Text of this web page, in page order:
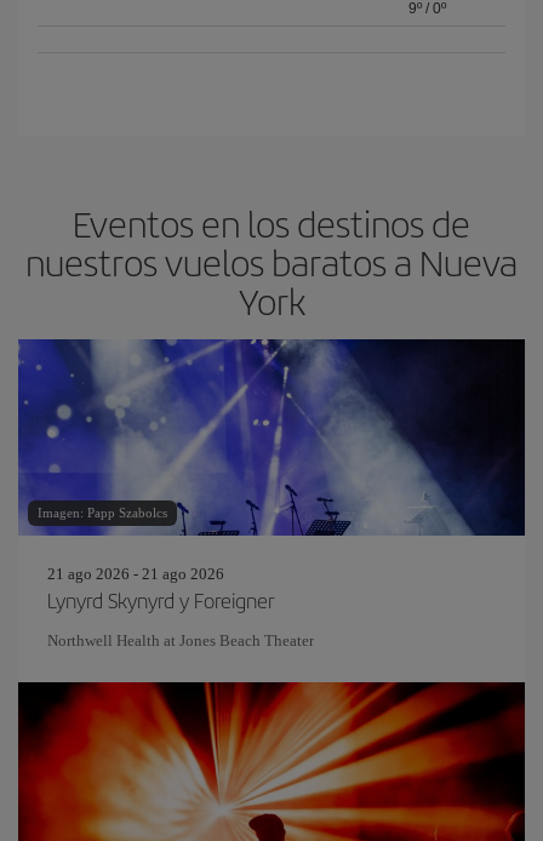
9º /0º
Eventos en los destinos de
nuestros vuelos baratos a Nueva
York
Imagen: Papp Szabolcs
21 ago 2026 - 21 ago 2026
Lynyrd Skynyrd y Foreigner
Northwell Health at Jones Beach Theater